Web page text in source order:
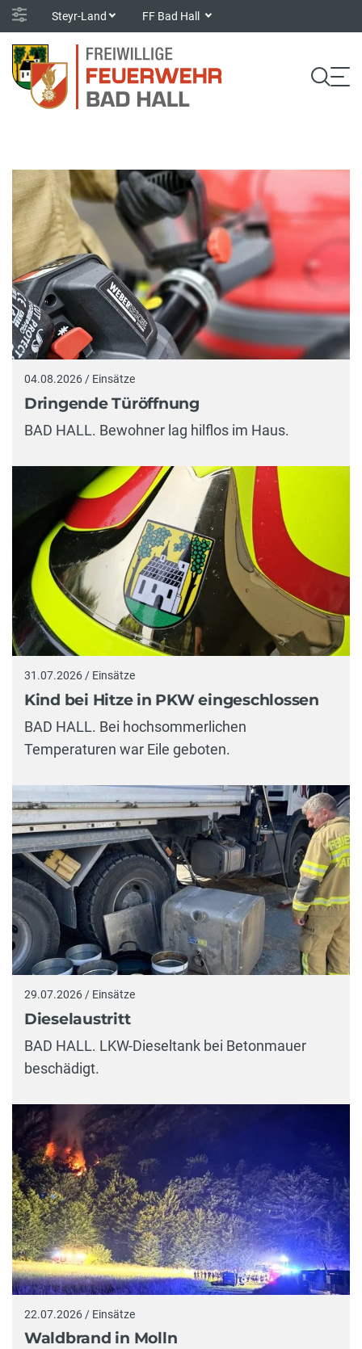
Steyr-Land FF Bad Hall
04.08.2026 / Einsätze
Dringende Türöffnung
BAD HALL. Bewohner lag hilflos im Haus.
31.07.2026 / Einsätze
Kind bei Hitze in PKW eingeschlossen
BAD HALL. Bei hochsommerlichen
Temperaturen war Eile geboten.
29.07.2026 / Einsätze
Dieselaustritt
BAD HALL. LKW-Dieseltank bei Betonmauer
beschädigt.
22.07.2026 / Einsätze
Waldbrand in Molln